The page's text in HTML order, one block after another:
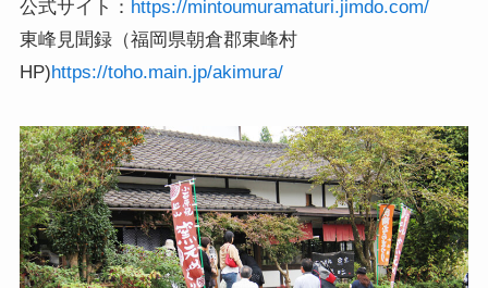
公式サイト： https://mintoumuramaturi.jimdo.com/
東峰見聞録（福岡県朝倉郡東峰村
HP)https://toho.main.jp/akimura/